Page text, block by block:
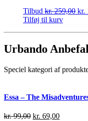
Tilbud kr.259,00 kr.
Tilføj til kurv
Urbando
Speciel kategori af
Essa – The
kr.99,00 kr. 69,00